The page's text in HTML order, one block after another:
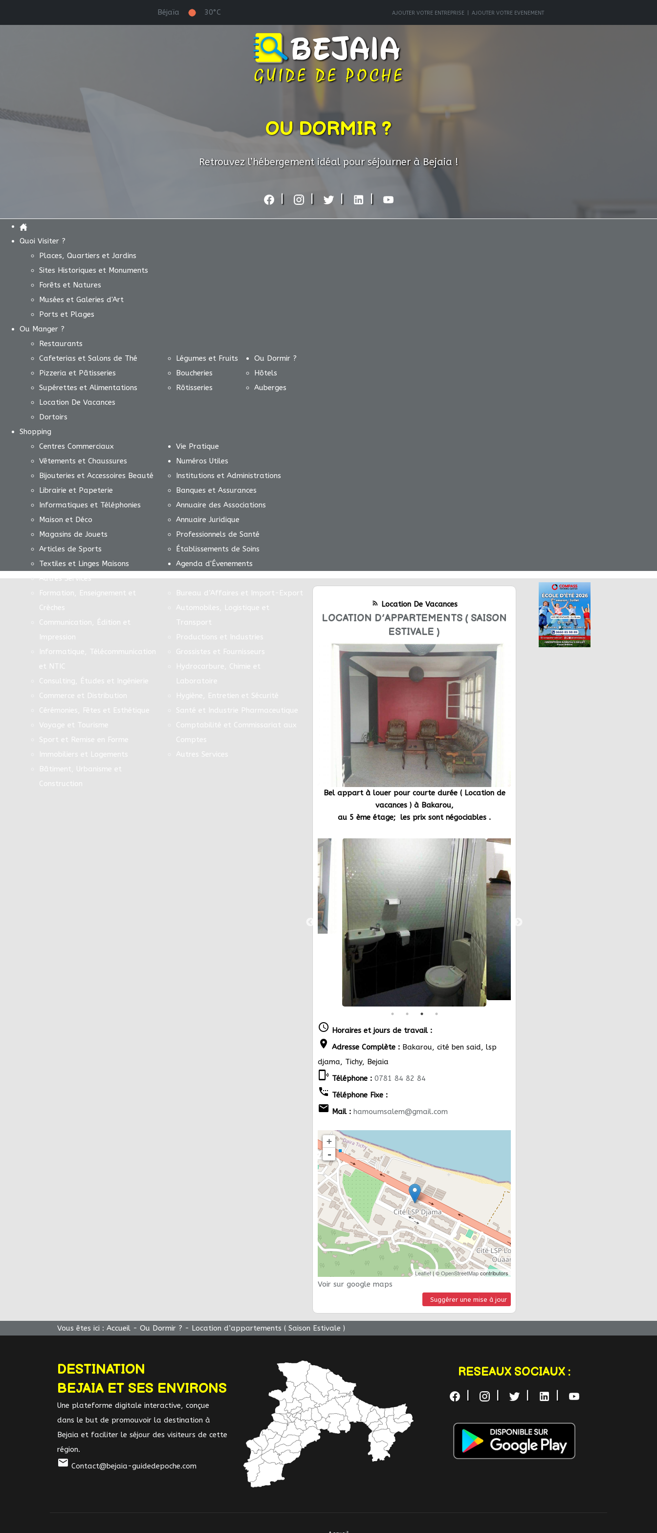
Béjaïa 30°C AJOUTER VOTRE ENTREPRISE| AJOUTER VOTRE EVENEMENT
OU DORMIR ?
Retrouvez l’hébergement idéal pour séjourner à Bejaia !
| | | |
Quoi Visiter ?
Places, Quartiers et Jardins
Sites Historiques et Monuments
Forêts et Natures
Musées et Galeries d'Art
Ports et Plages
Ou Manger ?
Restaurants
Cafeterias et Salons de Thé
Pizzeria et Pâtisseries
Supérettes et Alimentations
Légumes et Fruits
Boucheries
Rôtisseries
Ou Dormir ?
Hôtels
Auberges
Location De Vacances
Dortoirs
Shopping
Centres Commerciaux
Vêtements et Chaussures
Bijouteries et Accessoires Beauté
Librairie et Papeterie
Informatiques et Téléphonies
Maison et Déco
Magasins de Jouets
Articles de Sports
Textiles et Linges Maisons
Autres Services
Vie Pratique
Formation, Enseignement et
Crèches
Communication, Édition et
Impression
Informatique, Télécommunication
et NTIC
Consulting, Études et Ingénierie
Commerce et Distribution
Cérémonies, Fêtes et Esthétique
Voyage et Tourisme
Sport et Remise en Forme
Immobiliers et Logements
Bâtiment, Urbanisme et
Construction
Bureau d’Affaires et Import-Export
Automobiles, Logistique et
Transport
Productions et Industries
Grossistes et Fournisseurs
Hydrocarbure, Chimie et
Laboratoire
Hygiène, Entretien et Sécurité
Santé et Industrie Pharmaceutique
Comptabilité et Commissariat aux
Comptes
Autres Services
Numéros Utiles
Institutions et Administrations
Banques et Assurances
Annuaire des Associations
Annuaire Juridique
Professionnels de Santé
Établissements de Soins
Agenda d'Évenements
rss_feed Location De Vacances
LOCATION D’APPARTEMENTS ( SAISON
ESTIVALE )
Bel appart à louer pour courte durée ( Location de
vacances ) à Bakarou,
au 5 ème étage; les prix sont négociables .
schedule Horaires et jours de travail :
location_on Adresse Complète : Bakarou, cité ben said, lsp
djama, Tichy, Bejaia
phonelink_ring Téléphone : 0781 84 82 84
settings_phone Téléphone Fixe :
email Mail : hamoumsalem@gmail.com
+
-
Leaflet| ©OpenStreetMapcontributors
Voir sur google maps
Suggérer une mise à jour
Vous êtes ici : Accueil - Ou Dormir ? - Location d’appartements ( Saison Estivale )
DESTINATION
BEJAIA ET SES ENVIRONS
Une plateforme digitale interactive, conçue
dans le but de promouvoir la destination à
Bejaia et faciliter le séjour des visiteurs de cette
région.
mail Contact@bejaia-guidedepoche.com
RESEAUX SOCIAUX :